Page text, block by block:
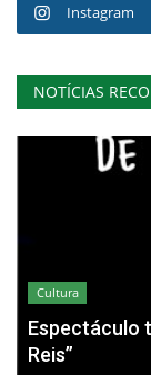
Instagram
NOTÍCIAS
Cultura
Espectáculo
Reis”